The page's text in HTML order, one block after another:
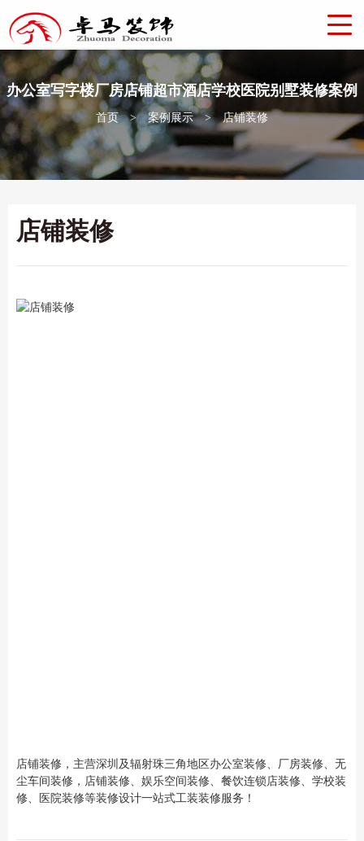
办公室写字楼厂房店铺超市酒店学校医院别墅装修案例
首页 > 案例展示 > 店铺装修
店铺装修
店铺装修，主营深圳及辐射珠三角地区办公室装修、厂房装修、无
尘车间装修，店铺装修、娱乐空间装修、餐饮连锁店装修、学校装
修、医院装修等装修设计一站式工装装修服务！